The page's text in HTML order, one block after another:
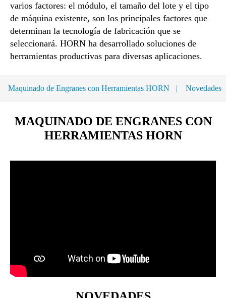
varios factores: el módulo, el tamaño del lote y el tipo
de máquina existente, son los principales factores que
determinan la tecnología de fabricación que se
seleccionará. HORN ha desarrollado soluciones de
herramientas productivas para diversas aplicaciones.
Maquinado de Engranes con Herramientas HORN Novedades
MAQUINADO DE ENGRANES CON
HERRAMIENTAS HORN